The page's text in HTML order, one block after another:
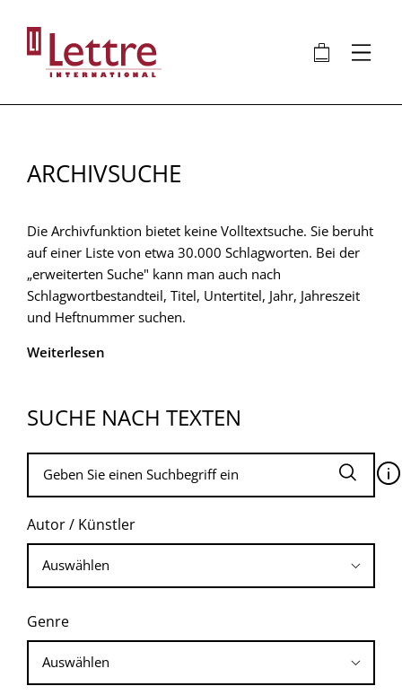
Inhalt
🛍 ⋮
ARCHIVSUCHE
Die Archivfunktion bietet keine Volltextsuche. Sie beruht
auf einer Liste von etwa 30.000 Schlagworten. Bei der
„erweiterten Suche" kann man auch nach
Schlagwortbestandteil, Titel, Untertitel, Jahr, Jahreszeit
und Heftnummer suchen.
Weiterlesen
SUCHE NACH TEXTEN
🛈
Autor / Künstler
Genre